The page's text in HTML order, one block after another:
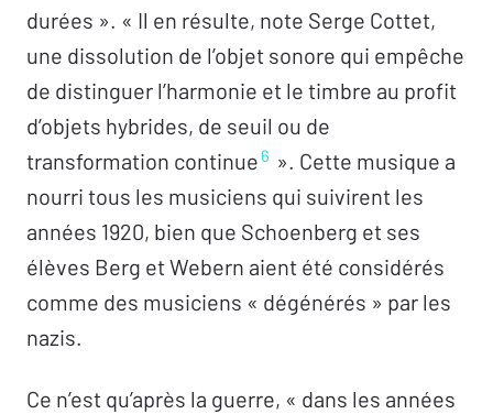
durées ». « Il en résulte, note Serge Cottet,
une dissolution de l’objet sonore qui empêche
de distinguer l’harmonie et le timbre au profit
d’objets hybrides, de seuil ou de
transformation continue 6 ». Cette musique a
nourri tous les musiciens qui suivirent les
années 1920, bien que Schoenberg et ses
élèves Berg et Webern aient été considérés
comme des musiciens « dégénérés » par les
nazis.
Ce n’est qu’après la guerre, « dans les années